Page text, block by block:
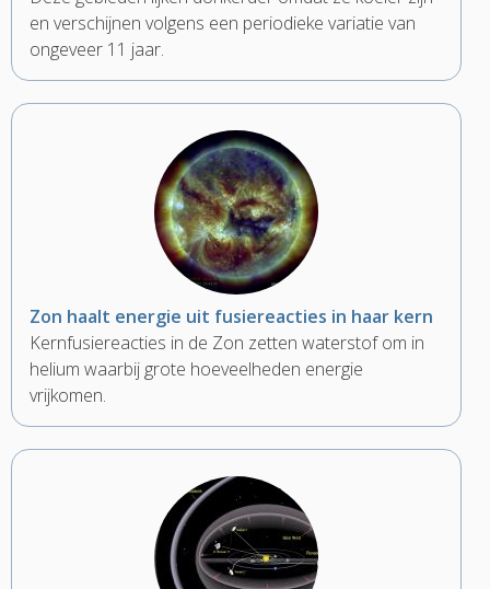
en verschijnen volgens een periodieke variatie van
ongeveer 11 jaar.
Zon haalt energie uit fusiereacties in haar kern
Kernfusiereacties in de Zon zetten waterstof om in
helium waarbij grote hoeveelheden energie
vrijkomen.